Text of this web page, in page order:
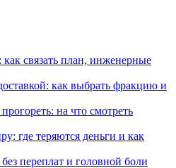
как связать план, инженерные
как выбрать фракцию и
на что смотреть
где теряются деньги и как
переплат и головной боли